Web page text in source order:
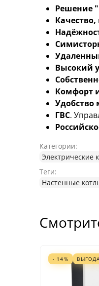
Решение
Высокий
Комфорт
Удобство
ГВС.
Категории:
Электрические
Теги:
Настенные
- 14%